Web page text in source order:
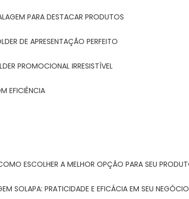
PARA DESTACAR PRODUTOS
DE APRESENTAÇÃO PERFEITO
PROMOCIONAL IRRESISTÍVEL
EFICIÊNCIA
ESCOLHER A MELHOR OPÇÃO PARA SEU
SOLAPA: PRATICIDADE E EFICÁCIA EM SEU NEGÓCIO